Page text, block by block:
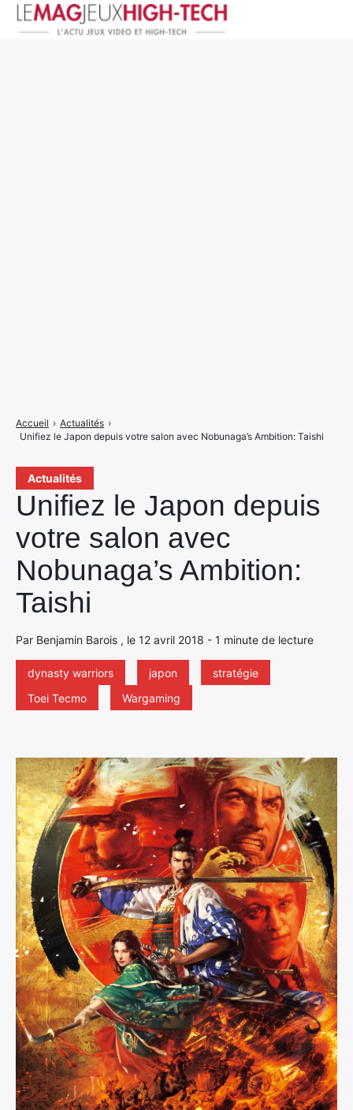
Actualités
Unifiez le Japon depuis
votre salon avec
Nobunaga’s Ambition:
Taishi
Par Benjamin Barois , le 12 avril 2018 - 1 minute de lecture
dynasty warriors japon
stratégie
Toei Tecmo
Wargaming
Accueil › Actualités ›
Unifiez le Japon depuis votre salon avec Nobunaga’s Ambition: Taishi